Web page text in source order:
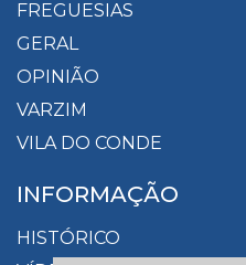
FREGUESIAS
GERAL
OPINIÃO
VARZIM
VILA DO CONDE
INFORMAÇÃO
HISTÓRICO